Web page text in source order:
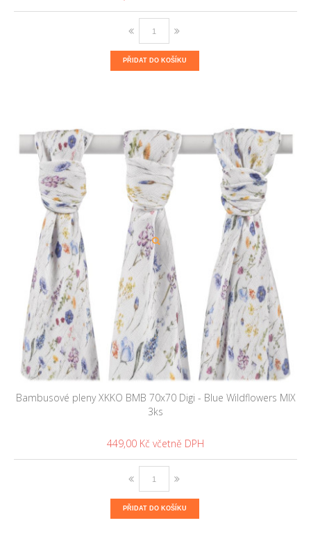
PŘIDAT DO KOŠÍKU
Bambusové pleny XKKO BMB 70x70 Digi - Blue Wildflowers MIX
3ks
449,00 Kč
PŘIDAT DO KOŠÍKU